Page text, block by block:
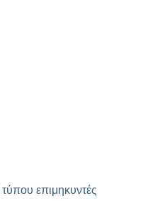
επιμηκυντές